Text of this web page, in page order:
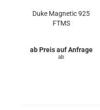
Duke Magnetic 925
FTMS
Preis auf Anfrage